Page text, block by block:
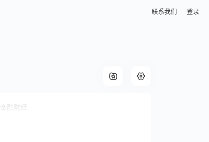
联系我们 登录